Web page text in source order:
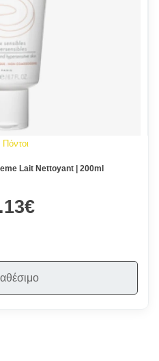
Πόντοι
Lait Nettoyant | 200ml